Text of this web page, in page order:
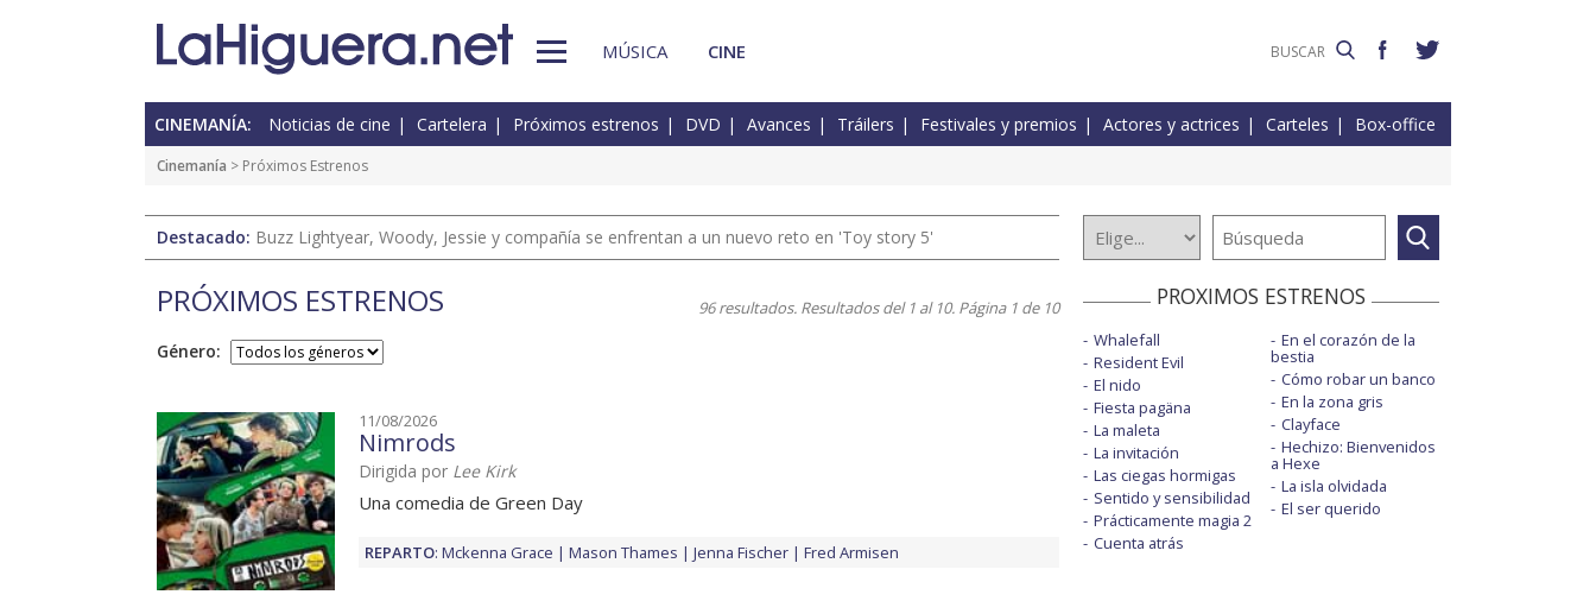
MÚSICA CINE
CINEMANÍA: Noticias de cine Cartelera Próximos estrenos DVD Avances Tráilers Festivales y premios Actores y actrices Carteles Box-office
Cinemanía > Próximos Estrenos
Destacado: Buzz Lightyear, Woody, Jessie y compañía se enfrentan a un nuevo reto en 'Toy story 5'
PRÓXIMOS ESTRENOS 96 resultados. Resultados del 1 al 10. Página 1 de 10
Género:
11/08/2026
Nimrods
Dirigida por Lee Kirk
Una comedia de Green Day
REPARTO: Mckenna Grace Mason Thames Jenna Fischer Fred Armisen
PROXIMOS ESTRENOS
Whalefall
Resident Evil
El nido
Fiesta pagäna
La maleta
La invitación
Las ciegas hormigas
Sentido y sensibilidad
Prácticamente magia 2
Cuenta atrás
En el corazón de la
bestia
Cómo robar un banco
En la zona gris
Clayface
Hechizo: Bienvenidos
a Hexe
La isla olvidada
El ser querido